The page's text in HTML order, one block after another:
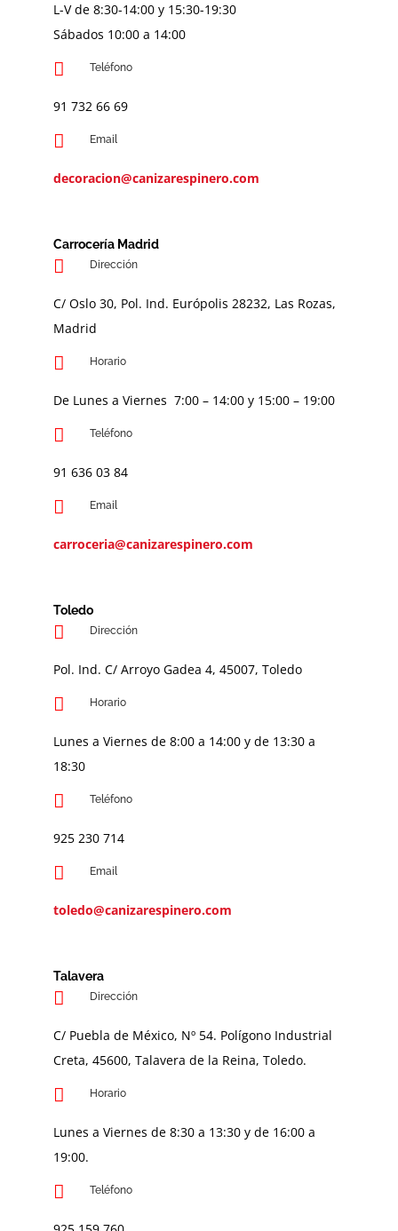
L-V de 8:30-14:00 y 15:30-19:30
Sábados 10:00 a 14:00
Teléfono
91 732 66 69
Email
decoracion@canizarespinero.com
Carrocería Madrid
Dirección
C/ Oslo 30, Pol. Ind. Európolis 28232, Las Rozas,
Madrid
Horario
De Lunes a Viernes 7:00 – 14:00 y 15:00 – 19:00
Teléfono
91 636 03 84
Email
carroceria@canizarespinero.com
Toledo
Dirección
Pol. Ind. C/ Arroyo Gadea 4, 45007, Toledo
Horario
Lunes a Viernes de 8:00 a 14:00 y de 13:30 a
18:30
Teléfono
925 230 714
Email
toledo@canizarespinero.com
Talavera
Dirección
C/ Puebla de México, Nº 54. Polígono Industrial
Creta, 45600, Talavera de la Reina, Toledo.
Horario
Lunes a Viernes de 8:30 a 13:30 y de 16:00 a
19:00.
Teléfono